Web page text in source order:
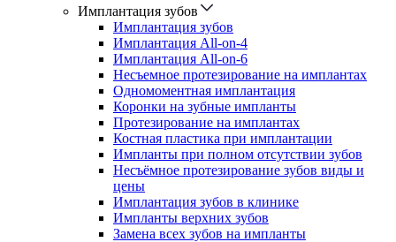
Имплантация зубов
Имплантация зубов
Имплантация All-on-4
Имплантация All-on-6
Несъемное протезирование на имплантах
Одномоментная имплантация
Коронки на зубные импланты
Протезирование на имплантах
Костная пластика при имплантации
Импланты при полном отсутствии зубов
Несъёмное протезирование зубов виды и
цены
Имплантация зубов в клинике
Импланты верхних зубов
Замена всех зубов на импланты